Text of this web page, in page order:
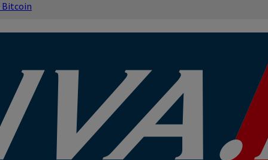
Bitcoin